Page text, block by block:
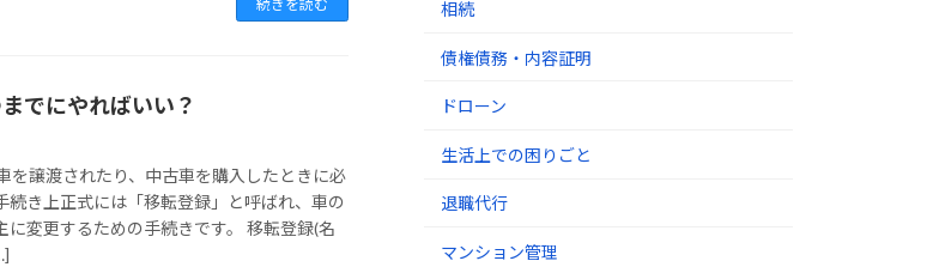
続きを読む
でにやればいい？
を譲渡されたり、中古車を購入したときに必
続き上正式には「移転登録」と呼ばれ、車の
に変更するための手続きです。 移転登録(名
相続
債権債務・内容証明
ドローン
生活上での困りごと
退職代行
マンション管理